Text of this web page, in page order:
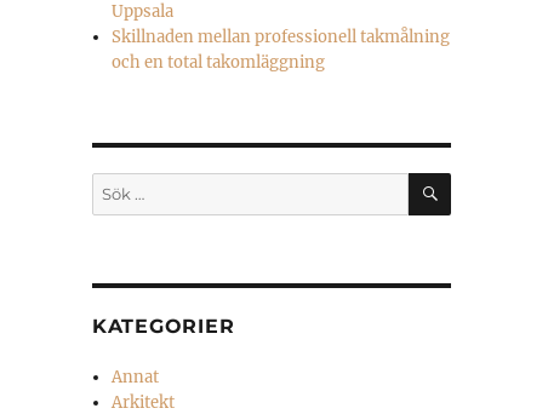
Uppsala
Skillnaden mellan professionell takmålning
och en total takomläggning
Sök
efter:
SÖK
KATEGORIER
Annat
Arkitekt